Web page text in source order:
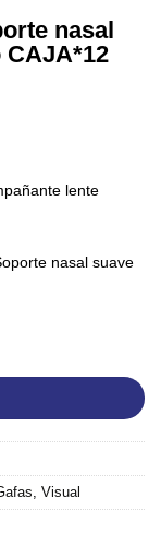
nasal
lente
nasal suave
lente
, Visual